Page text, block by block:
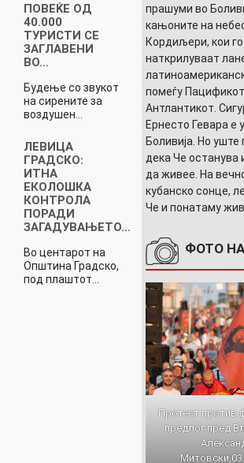
ПОВЕЌЕ ОД
40.000
ТУРИСТИ СЕ
ЗАГЛАВЕНИ
ВО…
Будење со звукот
на сирените за
воздушен…
ЛЕВИЦА
ГРАДСКО:
ИТНА
ЕКОЛОШКА
КОНТРОЛА
ПОРАДИ
ЗАГАДУВАЊЕТО…
Во центарот на
Општина Градско,
под плаштот…
прашуми во
кањоните на
Кордиљери, кои го
наткрилуваат
помеѓу
Антлантикот.
Ернесто Гевара е
Боливија. Но уште
дека Че останува
да живее. На
кубанско сонце,
Че и понатаму
ФОТО
Протест против
предлог пред